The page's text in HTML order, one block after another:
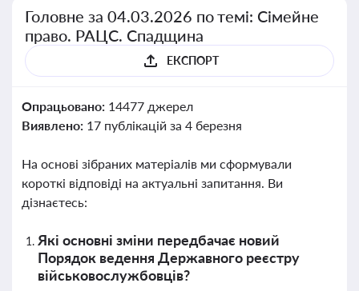
Головне за 04.03.2026 по темі: Сімейне
право. РАЦС. Спадщина
ЕКСПОРТ
Опрацьовано: 14477 джерел
Виявлено: 17 публікацій за 4 березня
На основі зібраних матеріалів ми сформували
короткі відповіді на актуальні запитання. Ви
дізнаєтесь:
Які основні зміни передбачає новий
Порядок ведення Державного реєстру
військовослужбовців?